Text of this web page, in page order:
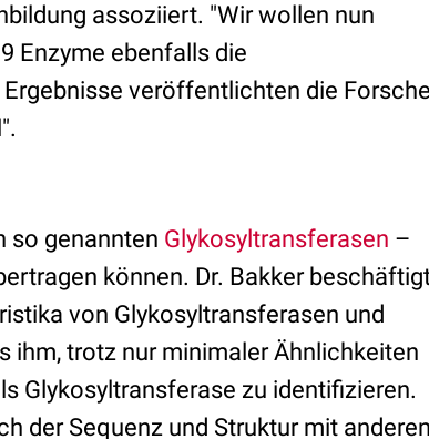
assoziiert. "Wir wollen nun
Enzyme ebenfalls die
veröffentlichten die
so genannten Glykosyltransferasen –
können. Dr. Bakker
von Glykosyltransferasen und
ihm, trotz nur minimaler Ähnlichkeiten
Glykosyltransferase zu identifizieren.
der Sequenz und Struktur mit anderen